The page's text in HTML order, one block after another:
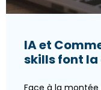
IA et
skills font